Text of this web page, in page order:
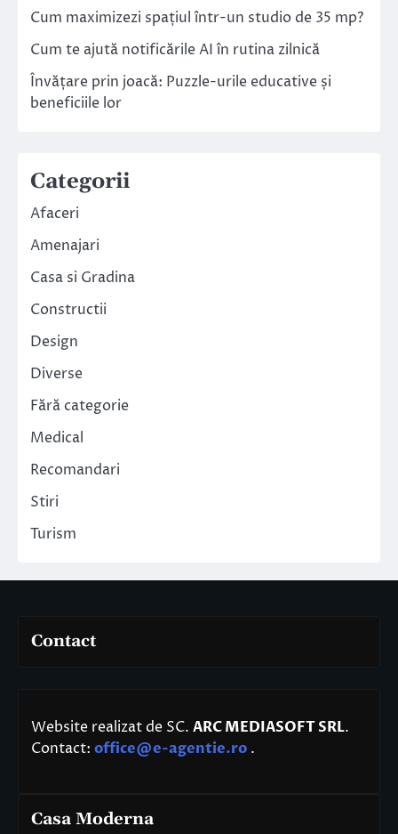
Cum maximizezi spațiul într-un studio de 35 mp?
Cum te ajută notificările AI în rutina zilnică
Învățare prin joacă: Puzzle-urile educative și
beneficiile lor
Categorii
Afaceri
Amenajari
Casa si Gradina
Constructii
Design
Diverse
Fără categorie
Medical
Recomandari
Stiri
Turism
Contact
Website realizat de SC. ARC MEDIASOFT SRL.
Contact: office@e-agentie.ro .
Casa Moderna